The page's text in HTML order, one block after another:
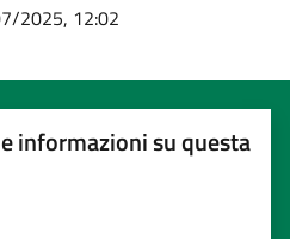
2025, 12:02
informazioni su questa